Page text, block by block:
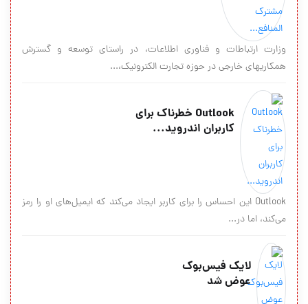
وزارت ارتباطات و فناوری اطلاعات، در راستای توسعه و گسترش
همکاریهای خارجی در حوزه تجارت الکترونیک،...
Outlook خطرناک برای
کاربران اندروید...
Outlook این احساس را برای کاربر ایجاد می‌کند که ایمیل‌های او را رمز
می‌کند، اما در...
لایک فیس‌بوک
عوض شد